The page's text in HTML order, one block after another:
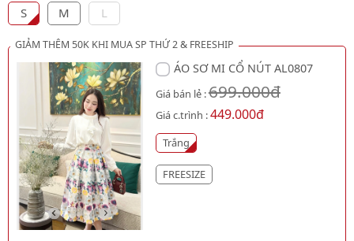
S
M L
GIẢM THÊM 50K KHI MUA SP THỨ 2 & FREESHIP
ÁO SƠ MI CỔ NÚT AL0807
Giá bán lẻ :699.000đ
Giá c.trình :449.000đ
Trắng
FREESIZE